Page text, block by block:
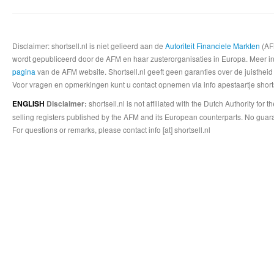
Disclaimer: shortsell.nl is niet gelieerd aan de Autoriteit Financiele Markten
wordt gepubliceerd door de AFM en haar zusterorganisaties in Europa.
pagina van de AFM website. Shortsell.nl geeft geen garanties over de
Voor vragen en opmerkingen kunt u contact opnemen via info apestaartje
ENGLISH Disclaimer: shortsell.nl is not affiliated with the Dutch Authority for
selling registers published by the AFM and its European counterparts. No
For questions or remarks, please contact info [at] shortsell.nl